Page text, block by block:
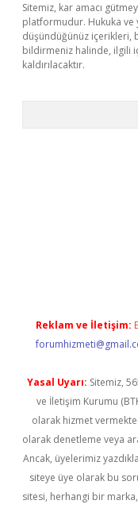
Sitemiz, kar amacı
platformudur. Hukuka ve
düşündüğünüz içerikleri,
bildirmeniz halinde, ilgili
kaldırılacaktır.
Reklam ve İletişim:
Yasal Uyarı: Sitemiz,
ve İletişim Kurumu
olarak hizmet
olarak denetleme veya
Ancak, üyelerimiz
siteye üye olarak bu
sitesi, herhangi bir